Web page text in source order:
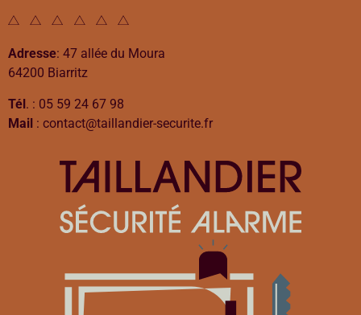
Adresse: 47 allée du Moura
64200 Biarritz
Tél. : 05 59 24 67 98
Mail : contact@taillandier-securite.fr